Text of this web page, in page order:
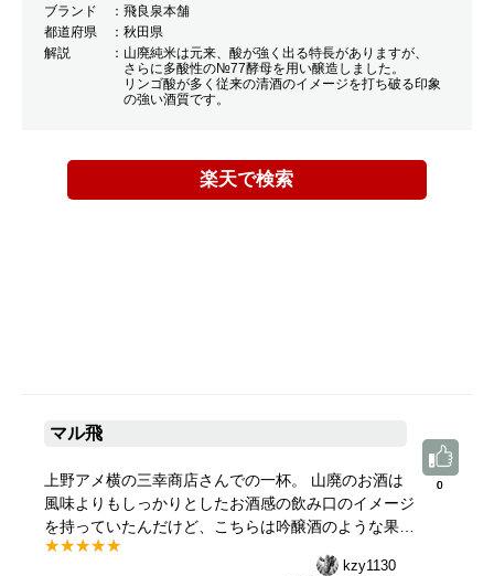
ブランド
飛良泉本舗
都道府県
秋田県
解説
山廃純米は元来、酸が強く出る特長がありますが、
さらに多酸性の№77酵母を用い醸造しました。
リンゴ酸が多く従来の清酒のイメージを打ち破る印象
の強い酒質です。
楽天で検索
マル飛
上野アメ横の三幸商店さんでの一杯。 山廃のお酒は
風味よりもしっかりとしたお酒感の飲み口のイメージ
を持っていたんだけど、こちらは吟醸酒のような果実
の風味がジュワッと広がる不思議で楽しいお酒でし
kzy1130
0
0